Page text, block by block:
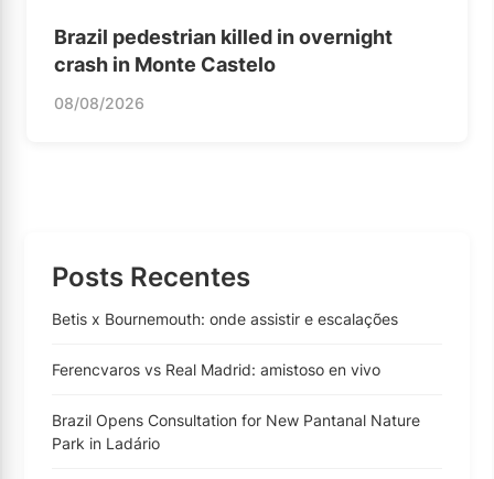
Brazil pedestrian killed in overnight
crash in Monte Castelo
08/08/2026
Posts Recentes
Betis x Bournemouth: onde assistir e escalações
Ferencvaros vs Real Madrid: amistoso en vivo
Brazil Opens Consultation for New Pantanal Nature
Park in Ladário